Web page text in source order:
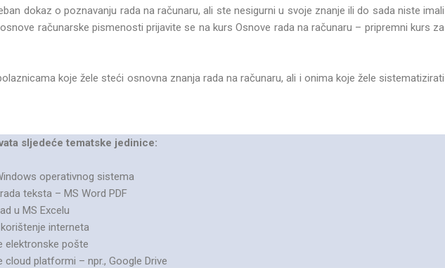
dokaz o poznavanju rada na računaru, ali ste nesigurni u svoje znanje ili do sada niste imali
računarske pismenosti prijavite se na kurs Osnove rada na računaru – pripremni kurs za
koje žele steći osnovna znanja rada na računaru, ali i onima koje žele sistematizirati
sljedeće tematske jedinice:
operativnog sistema
teksta – MS Word PDF
u MS Excelu
interneta
elektronske pošte
cloud platformi – npr., Google Drive